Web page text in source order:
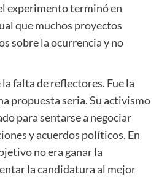
experimento terminó en
que muchos proyectos
sobre la ocurrencia y no
falta de reflectores. Fue la
propuesta seria. Su activismo
para sentarse a negociar
y acuerdos políticos. En
no era ganar la
la candidatura al mejor